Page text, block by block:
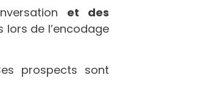
et des
de l’encodage
prospects sont